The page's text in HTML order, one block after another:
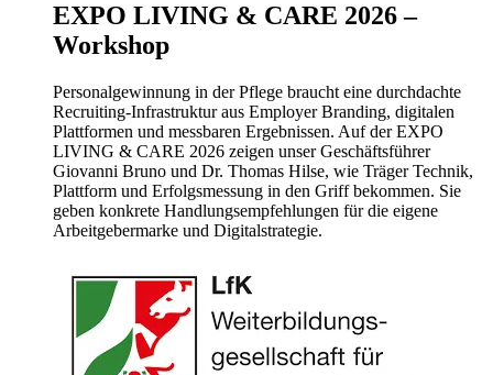
EXPO LIVING & CARE 2026 –
Workshop
Personalgewinnung in der Pflege braucht eine durchdachte
Recruiting-Infrastruktur aus Employer Branding, digitalen
Plattformen und messbaren Ergebnissen. Auf der EXPO
LIVING & CARE 2026 zeigen unser Geschäftsführer
Giovanni Bruno und Dr. Thomas Hilse, wie Träger Technik,
Plattform und Erfolgsmessung in den Griff bekommen. Sie
geben konkrete Handlungsempfehlungen für die eigene
Arbeitgebermarke und Digitalstrategie.